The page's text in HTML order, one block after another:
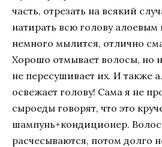
часть, отрезать на всякий
натирать всю голову алоевым
немного мылится, отлично
Хорошо отмывает волосы, но
не пересушивает их. И также
освежает голову! Сама я не
сыроеды говорят, что это
шампунь+кондиционер.
расчесываются, потом долго